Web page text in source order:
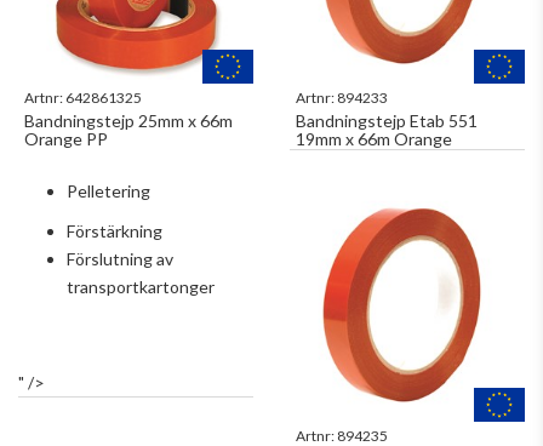
Artnr: 642861325
Bandningstejp 25mm x 66m
Orange PP
Pelletering
Förstärkning
Förslutning av
transportkartonger
" />
Artnr: 894233
Bandningstejp Etab 551
19mm x 66m Orange
Artnr: 894235